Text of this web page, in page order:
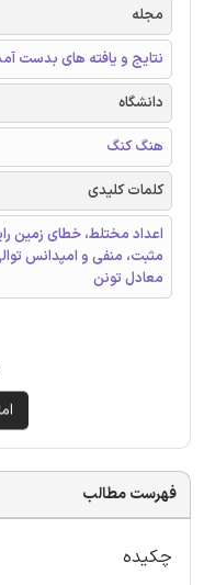
مجله
نتایج و یافته های بدست
دانشگاه
هنگ کنگ
کلمات کلیدی
مثبت، منفی و امپدانس
معادل تونن
فهرست مطالب
چکیده